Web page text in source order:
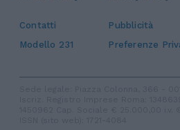
Contatti Pubblicità
Modello 231
Preferenze